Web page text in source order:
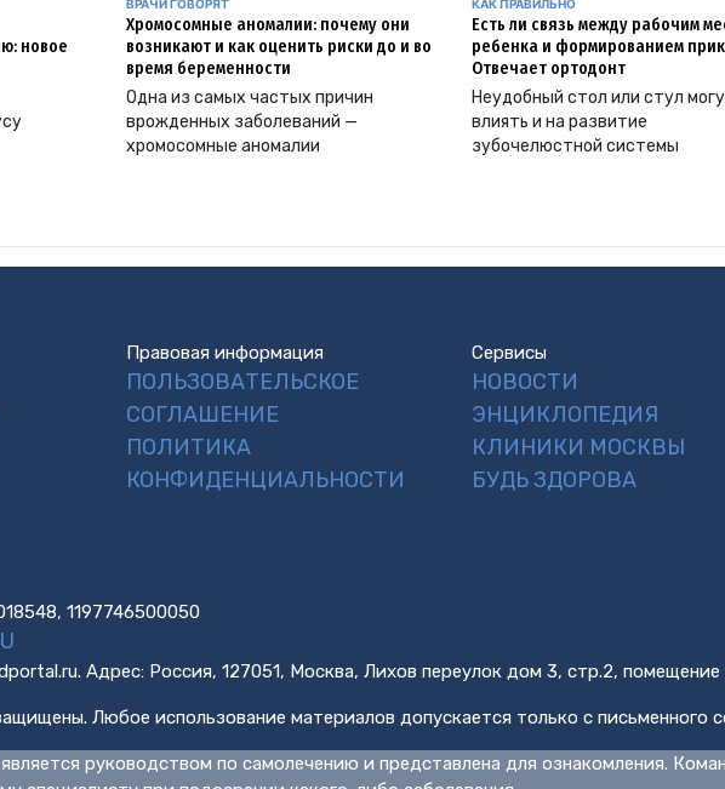
новое
ВРАЧИ ГОВОРЯТ
Хромосомные аномалии: почему они
возникают и как оценить риски до и во
время беременности
Одна из самых частых причин
врожденных заболеваний —
хромосомные аномалии
КАК ПРАВИЛЬНО
Есть ли связь между рабочим
ребенка и формированием
Отвечает ортодонт
Неудобный стол или стул
влиять и на развитие
зубочелюстной системы
Правовая информация
ПОЛЬЗОВАТЕЛЬСКОЕ
СОГЛАШЕНИЕ
ПОЛИТИКА
КОНФИДЕНЦИАЛЬНОСТИ
Сервисы
НОВОСТИ
ЭНЦИКЛОПЕДИЯ
КЛИНИКИ МОСКВЫ
БУДЬ ЗДОРОВА
1197746500050
Адрес: Россия, 127051, Москва, Лихов переулок дом 3, стр.2, помещение
Любое использование материалов допускается только с письменного
руководством по самолечению и представлена для ознакомления.